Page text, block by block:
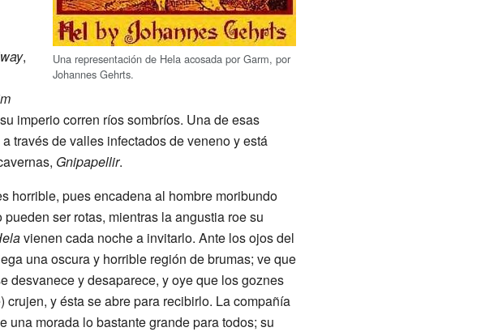
Una representación de Hela acosada por Garm, por
Johannes Gehrts.
,
imperio corren ríos sombríos. Una de esas
través de valles infectados de veneno y está
Gnipapellir.
horrible, pues encadena al hombre moribundo
ser rotas, mientras la angustia roe su
vienen cada noche a invitarlo. Ante los ojos del
una oscura y horrible región de brumas; ve que
desvanece y desaparece, y oye que los goznes
crujen, y ésta se abre para recibirlo. La compañía
una morada lo bastante grande para todos; su